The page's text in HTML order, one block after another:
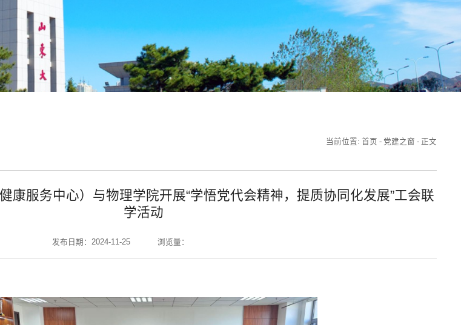
当前位置: 首页 - 党建之窗 - 正文
康服务中心）与物理学院开展“学悟党代会精神，提质协同化发展”工会联
学活动
发布日期：2024-11-25 浏览量：